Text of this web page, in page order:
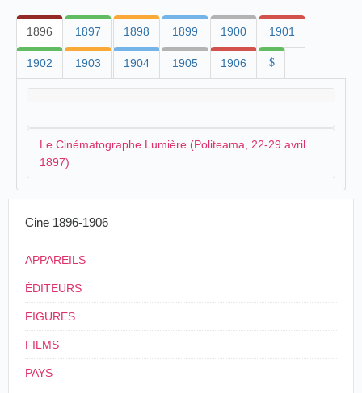
1896 1897 1898 1899 1900 1901
1902 1903 1904 1905 1906 $
Le Cinématographe Lumière (Politeama, 22-29 avril
1897)
aprèsLucques
[Dopo i numeri di varietà] ebbero luogo le
proiezioni col veroCinematografo Lumieredi
proprietà del sig. Giuseppe Filippi, che
costituirono l'attrattiva maggiore e più
cinematografo vi sfilano davanti reggimenti di
Cine 1896-1906
APPAREILS
ÉDITEURS
FIGURES
FILMS
PAYS